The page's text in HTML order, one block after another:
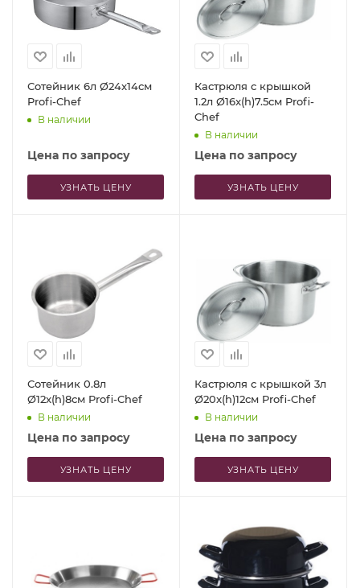
Сотейник 6л Ø24x14см
Profi-Chef
В наличии
Цена по запросу
УЗНАТЬ ЦЕНУ
Кастрюля с крышкой
1.2л Ø16x(h)7.5см Profi-
Chef
В наличии
Цена по запросу
УЗНАТЬ ЦЕНУ
Сотейник 0.8л
Ø12x(h)8см Profi-Chef
В наличии
Цена по запросу
УЗНАТЬ ЦЕНУ
Кастрюля с крышкой 3л
Ø20x(h)12см Profi-Chef
В наличии
Цена по запросу
УЗНАТЬ ЦЕНУ